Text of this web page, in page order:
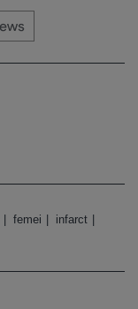
femei
infarct